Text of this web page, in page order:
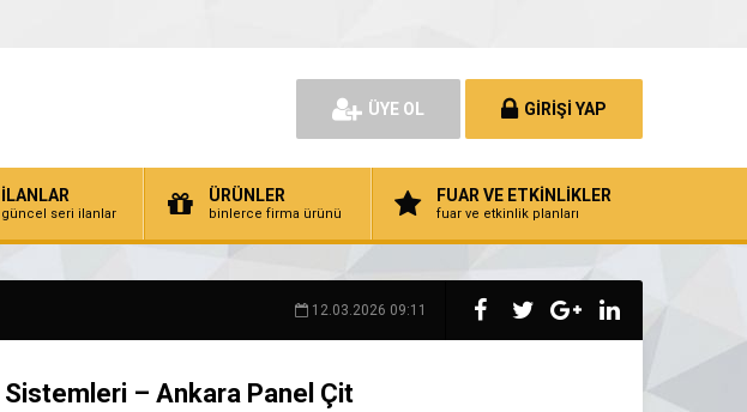
ÜYE OL GİRİŞİ YAP
İLANLAR
güncel seri ilanlar
ÜRÜNLER
binlerce firma ürünü
FUAR VE ETKİNLİKLER
fuar ve etkinlik planları
12.03.2026 09:11
– Ankara Panel Çit